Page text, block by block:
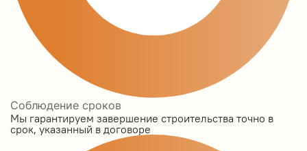
Соблюдение сроков
Мы гарантируем завершение строительства точно в
срок, указанный в договоре